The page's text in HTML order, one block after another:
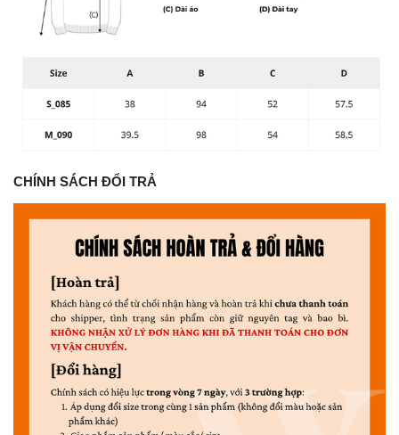
CHÍNH SÁCH ĐỔI TRẢ